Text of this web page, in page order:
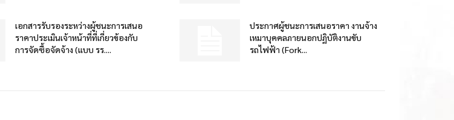
เอกสารรับรองระหว่างผู้ชนะการเสนอ
ราคาประเมินเจ้าหน้าที่ที่เกี่ยวข้องกับ
การจัดซื้อจัดจ้าง (แบบ รร....
ประกาศผู้ชนะการเสนอราคา งานจ้าง
เหมาบุคคลภายนอกปฏิบัติงานขับ
รถไฟฟ้า (Fork...